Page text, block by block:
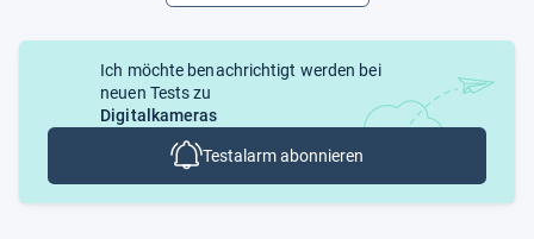
Ich möchte benachrichtigt werden bei
neuen Tests zu
Digitalkameras
Testalarm abonnieren